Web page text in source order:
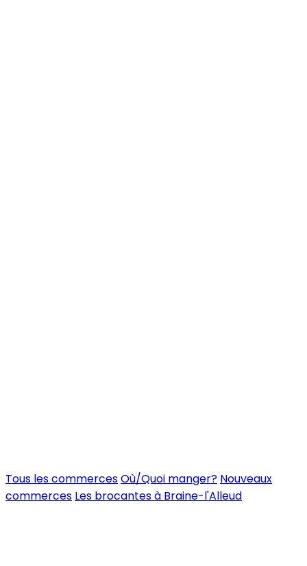
Tous les commercesOù/Quoi manger? Nouveaux
commerces Les brocantes à Braine-l'Alleud